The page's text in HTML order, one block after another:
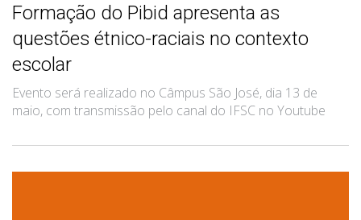
Formação do Pibid apresenta as
questões étnico-raciais no contexto
escolar
Evento será realizado no Câmpus São José, dia 13 de
maio, com transmissão pelo canal do IFSC no Youtube